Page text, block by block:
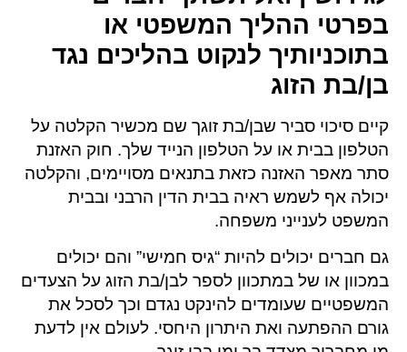
בפרטי ההליך המשפטי או
בתוכניותיך לנקוט בהליכים נגד
בן/בת הזוג
קיים סיכוי סביר שבן/בת זוגך שם מכשיר הקלטה על
הטלפון בבית או על הטלפון הנייד שלך. חוק האזנת
סתר מאפר האזנה כזאת בתנאים מסויימים, והקלטה
יכולה אף לשמש ראיה בבית הדין הרבני ובבית
המשפט לענייני משפחה.
גם חברים יכולים להיות “גיס חמישי” והם יכולים
במכוון או של במתכוון לספר לבן/בת הזוג על הצעדים
המשפטיים שעומדים להינקט נגדם וכך לסכל את
גורם ההפתעה ואת היתרון היחסי. לעולם אין לדעת